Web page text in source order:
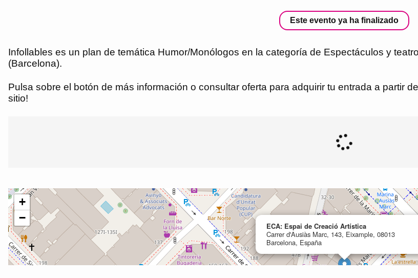
Este evento ya ha finalizado
Infollables es un plan de temática Humor/Monólogos en la categoría de Espectáculos y
(Barcelona).
Pulsa sobre el botón de más información o consultar oferta para adquirir tu entrada a partir
sitio!